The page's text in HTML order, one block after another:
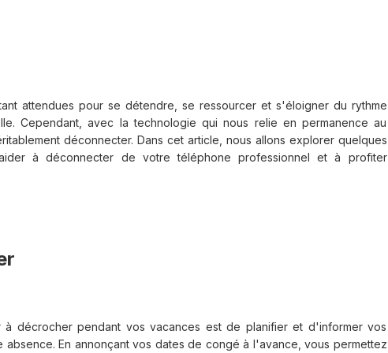
attendues pour se détendre, se ressourcer et s'éloigner du rythme
Cependant, avec la technologie qui nous relie en permanence au
déconnecter. Dans cet article, nous allons explorer quelques
à déconnecter de votre téléphone professionnel et à profiter
à décrocher pendant vos vacances est de planifier et d'informer vos
En annonçant vos dates de congé à l'avance, vous permettez